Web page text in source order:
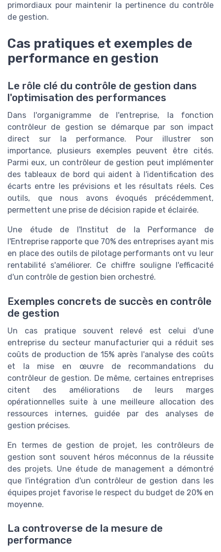
primordiaux pour maintenir la pertinence du contrôle
de gestion.
Cas pratiques et exemples de
performance en gestion
Le rôle clé du contrôle de gestion dans
l'optimisation des performances
Dans l'organigramme de l'entreprise, la fonction
contrôleur de gestion se démarque par son impact
direct sur la performance. Pour illustrer son
importance, plusieurs exemples peuvent être cités.
Parmi eux, un contrôleur de gestion peut implémenter
des tableaux de bord qui aident à l'identification des
écarts entre les prévisions et les résultats réels. Ces
outils, que nous avons évoqués précédemment,
permettent une prise de décision rapide et éclairée.
Une étude de l'Institut de la Performance de
l'Entreprise rapporte que 70% des entreprises ayant mis
en place des outils de pilotage performants ont vu leur
rentabilité s'améliorer. Ce chiffre souligne l'efficacité
d'un contrôle de gestion bien orchestré.
Exemples concrets de succès en contrôle
de gestion
Un cas pratique souvent relevé est celui d'une
entreprise du secteur manufacturier qui a réduit ses
coûts de production de 15% après l'analyse des coûts
et la mise en œuvre de recommandations du
contrôleur de gestion. De même, certaines entreprises
citent des améliorations de leurs marges
opérationnelles suite à une meilleure allocation des
ressources internes, guidée par des analyses de
gestion précises.
En termes de gestion de projet, les contrôleurs de
gestion sont souvent héros méconnus de la réussite
des projets. Une étude de management a démontré
que l'intégration d'un contrôleur de gestion dans les
équipes projet favorise le respect du budget de 20% en
moyenne.
La controverse de la mesure de
performance